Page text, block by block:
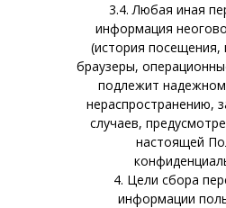
3.4. Любая иная
информация
(история посещения,
браузеры,
подлежит
нераспространению,
случаев,
настоящей
4. Цели сбора
информации